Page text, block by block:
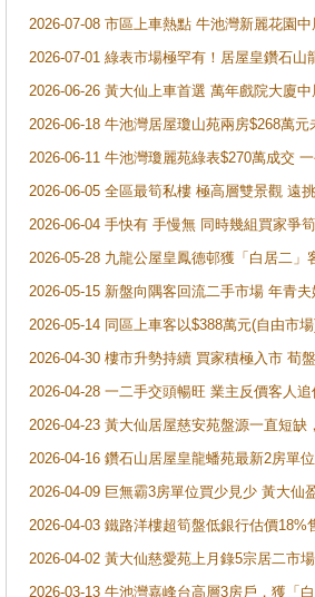
2026-07-08 市區上車熱點 牛池灣新麗花園
2026-07-01 綠表市場極罕有！居屋皇鑽石
2026-06-26 黃大仙上車首選 萬年戲院大廈
2026-06-18 牛池灣居屋瓊山苑兩房$268萬
2026-06-11 牛池灣瓊麗苑綠表$270萬成交
2026-06-05 全區最筍私樓 極高層雙景觀 遠
2026-06-04 手快有 手慢無 同時幾組買家爭
2026-05-28 九龍公屋皇鳳德邨獲「白居二」
2026-05-15 新盤向隅客回流二手市場 年青
2026-05-14 同區上車客以$388萬元(自由市
2026-04-30 樓市升勢持續 買家積極入市 荀
2026-04-28 一二手交頭暢旺 業主反價客人
2026-04-23 黃大仙居屋慈安苑盤源一直短
2026-04-16 鑽石山居屋皇龍蟠苑最新2房單
2026-04-09 巨無霸3房單位買少見少 黃大仙
2026-04-03 鐵路洋樓超筍盤低銀行估價
2026-04-02 黃大仙慈愛苑上月錄5宗居二市
2026-03-13 牛池灣嘉峰台高層3房戶，獲「